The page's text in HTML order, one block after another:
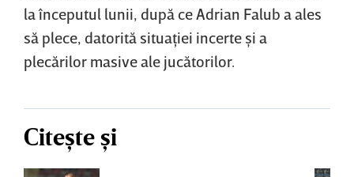
la începutul lunii, după ce Adrian Falub a ales
să plece, datorită situaţiei incerte şi a
plecărilor masive ale jucătorilor.
Citește și